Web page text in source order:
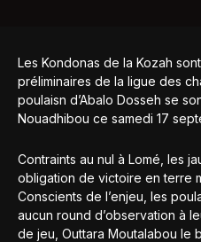
Les Kondonas de la Kozah
préliminaires de la ligue des
poulaisn d’Abalo Dosseh se
Nouadhibou ce samedi 17
Contraints au nul à Lomé, les
obligation de victoire en terre
Conscients de l’enjeu, les
aucun round d’observation à
de jeu, Outtara Moutalabou le